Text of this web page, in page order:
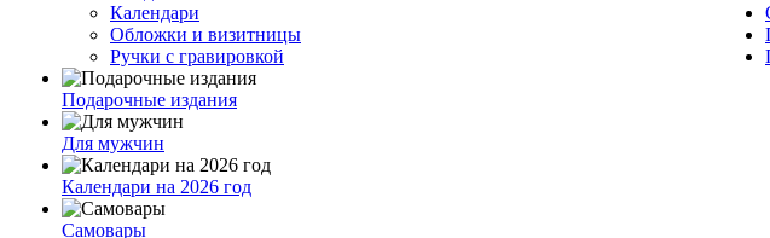
Календари
Обложки и визитницы
Ручки с гравировкой
Подарочные издания
Для мужчин
Календари на 2026 год
Самовары